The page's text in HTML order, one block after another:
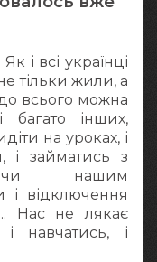
і всі українці
тільки жили, а
всього можна
багато інших,
на уроках, і
і займатись з
нашим
відключення
Нас не лякає
навчатись, і